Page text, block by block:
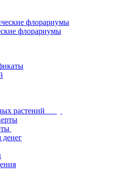
флорариумы
растений
денег